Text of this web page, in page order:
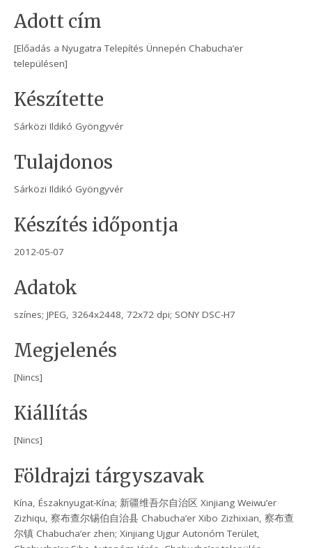
Adott cím
[Előadás a Nyugatra Telepítés Ünnepén Chabucha’er
településen]
Készítette
Sárközi Ildikó Gyöngyvér
Tulajdonos
Sárközi Ildikó Gyöngyvér
Készítés időpontja
2012-05-07
Adatok
színes; JPEG, 3264x2448, 72x72 dpi; SONY DSC-H7
Megjelenés
[Nincs]
Kiállítás
[Nincs]
Földrajzi tárgyszavak
Kína, Északnyugat-Kína; 新疆维吾尔自治区 Xinjiang Weiwu’er
Zizhiqu, 察布查尔锡伯自治县 Chabucha’er Xibo Zizhixian, 察布查
尔镇 Chabucha’er zhen; Xinjiang Ujgur Autonóm Terület,